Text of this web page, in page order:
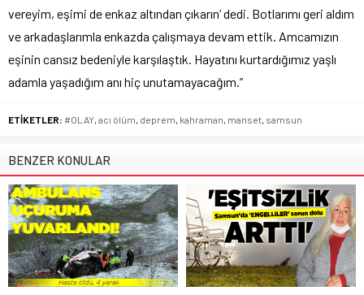
vereyim, eşimi de enkaz altından çıkarın’ dedi. Botlarımı geri aldım
ve arkadaşlarımla enkazda çalışmaya devam ettik. Amcamızın
eşinin cansız bedeniyle karşılaştık. Hayatını kurtardığımız yaşlı
adamla yaşadığım anı hiç unutamayacağım.”
ETİKETLER: #OLAY, acı ölüm, deprem, kahraman, manset, samsun
BENZER KONULAR